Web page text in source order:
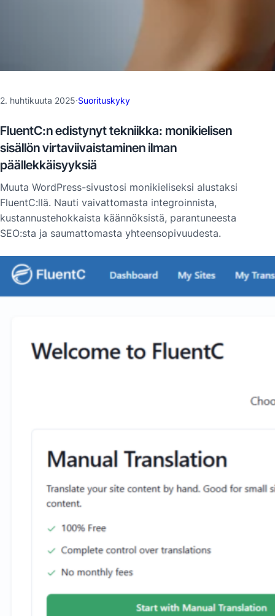
2. huhtikuuta 2025·Suorituskyky
FluentC:n edistynyt tekniikka: monikielisen
sisällön virtaviivaistaminen ilman
päällekkäisyyksiä
Muuta WordPress-sivustosi monikieliseksi alustaksi
FluentC:llä. Nauti vaivattomasta integroinnista,
kustannustehokkaista käännöksistä, parantuneesta
SEO:sta ja saumattomasta yhteensopivuudesta.